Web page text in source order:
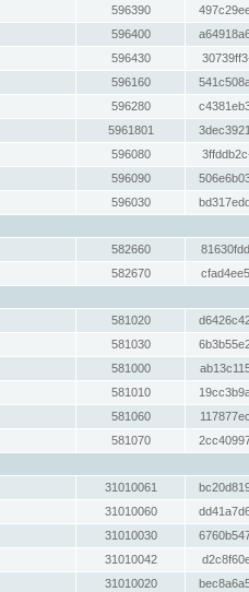
596390
596400
596430
596160
596280
5961801
596080
596090
596030
582660
582670
581020
581030
581000
581010
581060
581070
31010061
31010060
31010030
31010042
31010020